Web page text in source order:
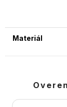
Materiál